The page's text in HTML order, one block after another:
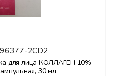
2CD2
для лица КОЛЛАГЕН 10%
30 мл